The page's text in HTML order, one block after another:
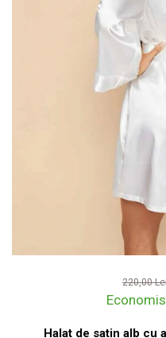
220,00
Halat de satin alb cu